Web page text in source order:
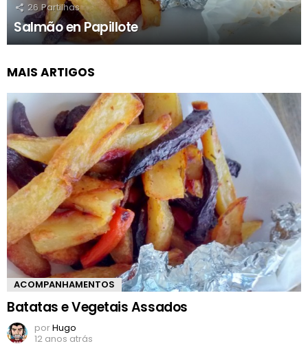
26 Partilhas
Salmão en Papillote
MAIS ARTIGOS
ACOMPANHAMENTOS
Batatas e Vegetais Assados
porHugo
12 anos atrás